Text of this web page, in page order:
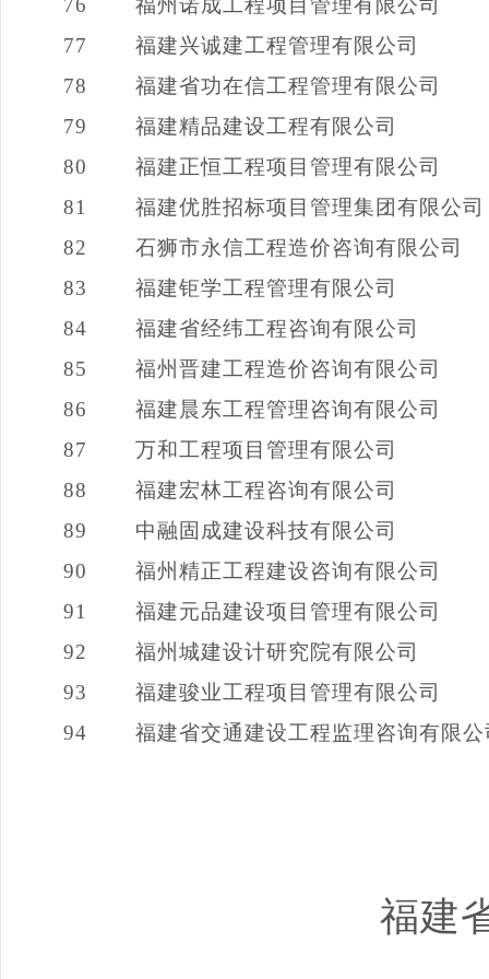
76
福州诺成工程项目管理有限公司
77
福建兴诚建工程管理有限公司
78
福建省功在信工程管理有限公司
79
福建精品建设工程有限公司
80
福建正恒工程项目管理有限公司
81
福建优胜招标项目管理集团有限公司
82
石狮市永信工程造价咨询有限公司
83
福建钜学工程管理有限公司
84
福建省经纬工程咨询有限公司
85
福州晋建工程造价咨询有限公司
86
福建晨东工程管理咨询有限公司
87
万和工程项目管理有限公司
88
福建宏林工程咨询有限公司
89
中融固成建设科技有限公司
90
福州精正工程建设咨询有限公司
91
福建元品建设项目管理有限公司
92
福州城建设计研究院有限公司
93
福建骏业工程项目管理有限公司
94
福建省交通建设工程监理咨询有限公
福建